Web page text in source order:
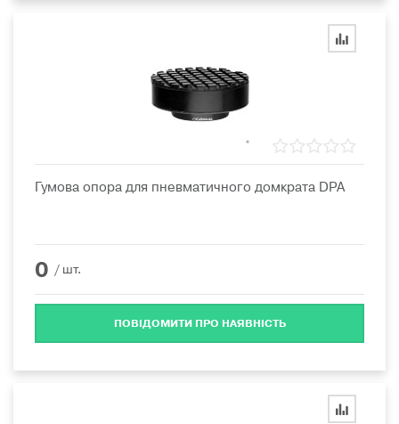
Гумова опора для пневматичного домкрата DPA
0 / шт.
ПОВІДОМИТИ ПРО НАЯВНІСТЬ